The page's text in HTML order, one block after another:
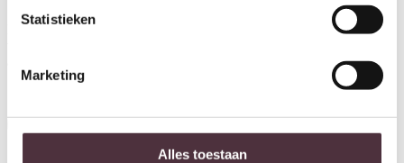
Statistieken
Marketing
Alles toestaan
Meldt u aan voor onze nieuwsbrief en ontvang €20,- shoptegoed